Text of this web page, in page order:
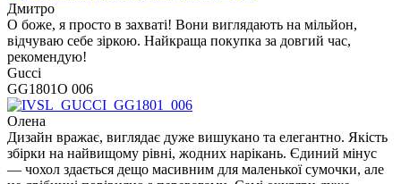
Дмитро
О боже, я просто в захваті! Вони виглядають на мільйон,
відчуваю себе зіркою. Найкраща покупка за довгий час,
рекомендую!
Gucci
GG1801O 006
Олена
Дизайн вражає, виглядає дуже вишукано та елегантно. Якість
збірки на найвищому рівні, жодних нарікань. Єдиний мінус
— чохол здається дещо масивним для маленької сумочки, але